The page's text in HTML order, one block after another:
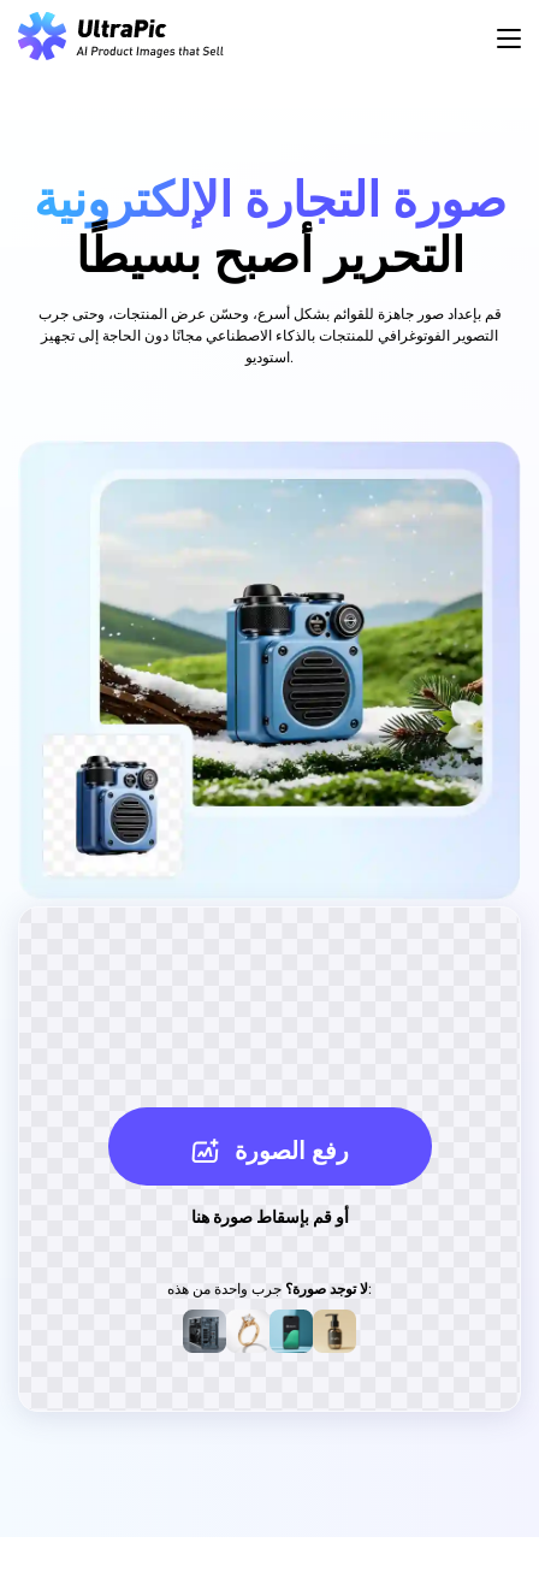
صورة التجارة الإلكترونية
التحرير أصبح بسيطًا
قم بإعداد صور جاهزة للقوائم بشكل أسرع، وحسّن عرض المنتجات، وحتى جرب
التصوير الفوتوغرافي للمنتجات بالذكاء الاصطناعي مجانًا دون الحاجة إلى تجهيز
استوديو.
رفع الصورة
أو قم بإسقاط صورة هنا
لا توجد صورة؟جرب واحدة من هذه: